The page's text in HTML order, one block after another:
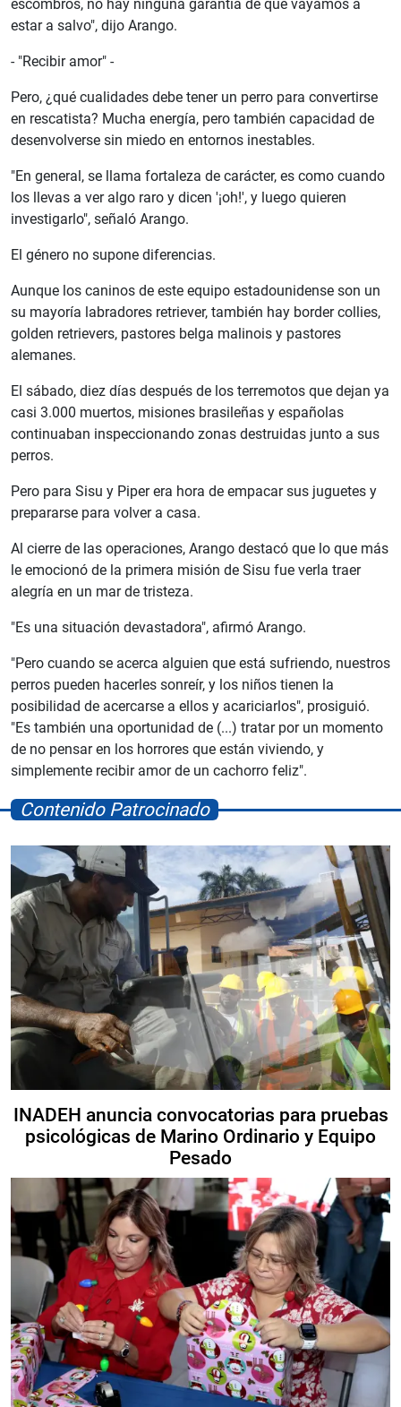
escombros, no hay ninguna garantía de que vayamos a
estar a salvo", dijo Arango.
- "Recibir amor" -
Pero, ¿qué cualidades debe tener un perro para convertirse
en rescatista? Mucha energía, pero también capacidad de
desenvolverse sin miedo en entornos inestables.
"En general, se llama fortaleza de carácter, es como cuando
los llevas a ver algo raro y dicen '¡oh!', y luego quieren
investigarlo", señaló Arango.
El género no supone diferencias.
Aunque los caninos de este equipo estadounidense son un
su mayoría labradores retriever, también hay border collies,
golden retrievers, pastores belga malinois y pastores
alemanes.
El sábado, diez días después de los terremotos que dejan ya
casi 3.000 muertos, misiones brasileñas y españolas
continuaban inspeccionando zonas destruidas junto a sus
perros.
Pero para Sisu y Piper era hora de empacar sus juguetes y
prepararse para volver a casa.
Al cierre de las operaciones, Arango destacó que lo que más
le emocionó de la primera misión de Sisu fue verla traer
alegría en un mar de tristeza.
"Es una situación devastadora", afirmó Arango.
"Pero cuando se acerca alguien que está sufriendo, nuestros
perros pueden hacerles sonreír, y los niños tienen la
posibilidad de acercarse a ellos y acariciarlos", prosiguió.
"Es también una oportunidad de (...) tratar por un momento
de no pensar en los horrores que están viviendo, y
simplemente recibir amor de un cachorro feliz".
Contenido Patrocinado
INADEH anuncia convocatorias para pruebas
psicológicas de Marino Ordinario y Equipo
Pesado